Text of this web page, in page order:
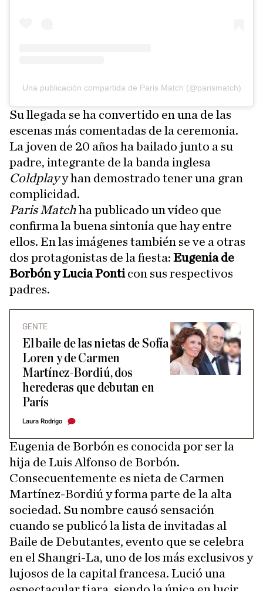
Una publicación compartida de Paris Match (@parismatch)
Su llegada se ha convertido en una de las
escenas más comentadas de la ceremonia.
La joven de 20 años ha bailado junto a su
padre, integrante de la banda inglesa
Coldplayy han demostrado tener una gran
complicidad.
Paris Matchha publicado un vídeo que
confirma la buena sintonía que hay entre
ellos. En las imágenes también se ve a otras
dos protagonistas de la fiesta: Eugenia de
Borbón y Lucia Ponticon sus respectivos
padres.
GENTE
El baile de las nietas de Sofía
Loren y de Carmen
Martínez-Bordiú, dos
herederas que debutan en
París
Laura Rodrigo
Eugenia de Borbón es conocida por ser la
hija de Luis Alfonso de Borbón.
Consecuentemente es nieta de Carmen
Martínez-Bordiú y forma parte de la alta
sociedad. Su nombre causó sensación
cuando se publicó la lista de invitadas al
Baile de Debutantes, evento que se celebra
en el Shangri-La, uno de los más exclusivos y
lujosos de la capital francesa. Lució una